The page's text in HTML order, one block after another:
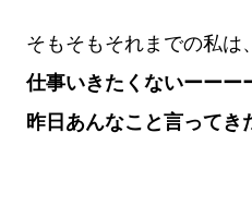
そもそもそれまでの私は
仕事いきたくないーーー
昨日あんなこと言ってき